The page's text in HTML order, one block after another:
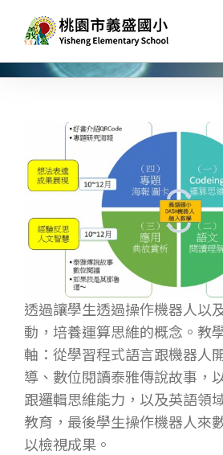
型
圖
透過讓學生透過操作機器人以
動，培養運算思維的概念。教
軸：從學習程式語言跟機器人
導、數位閱讀泰雅傳說故事，
跟邏輯思維能力，以及英語領
教育，最後學生操作機器人來
以檢視成果。